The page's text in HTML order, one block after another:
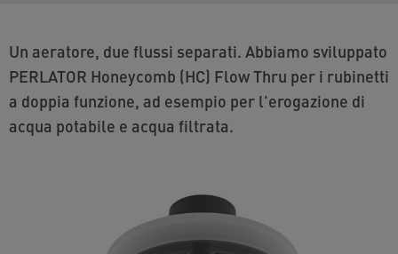
Un aeratore, due flussi separati. Abbiamo sviluppato
PERLATOR Honeycomb (HC) Flow Thru per i rubinetti
a doppia funzione, ad esempio per l'erogazione di
acqua potabile e acqua filtrata.